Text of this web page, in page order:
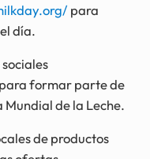
para
día.
formar parte de
Mundial de la Leche.
de productos